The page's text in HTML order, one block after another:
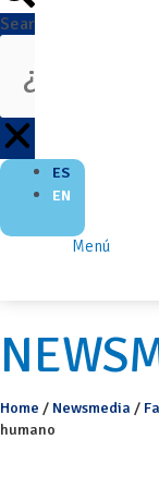
Search
ES
EN
Menú
Home / Newsmedia /
humano